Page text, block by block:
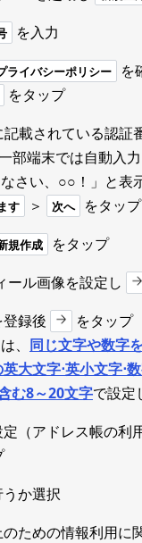
を入力
ライバシーポリシー を
をタップ
記載されている認証
部端末では自動入
さい、○○！」と表
す ＞ 次へ をタップ
規作成
をタップ
ール画像を設定し
録後
をタップ
、 同じ文字や数字
大文字⋅英小文字⋅
む8～20文字で設定
（アドレス帳の利
か選択
ための情報利用に